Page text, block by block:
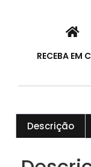
RECEBA EM
Descrição